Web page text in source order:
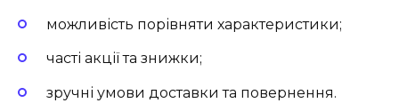
можливість порівняти характеристики;
часті акції та знижки;
зручні умови доставки та повернення.